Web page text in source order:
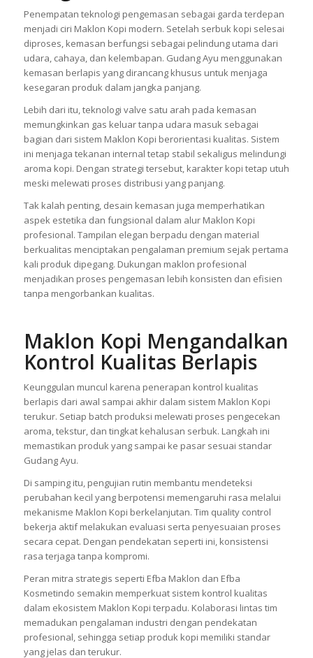
Penempatan teknologi pengemasan sebagai garda terdepan
menjadi ciri Maklon Kopi modern. Setelah serbuk kopi selesai
diproses, kemasan berfungsi sebagai pelindung utama dari
udara, cahaya, dan kelembapan. Gudang Ayu menggunakan
kemasan berlapis yang dirancang khusus untuk menjaga
kesegaran produk dalam jangka panjang.
Lebih dari itu, teknologi valve satu arah pada kemasan
memungkinkan gas keluar tanpa udara masuk sebagai
bagian dari sistem Maklon Kopi berorientasi kualitas. Sistem
ini menjaga tekanan internal tetap stabil sekaligus melindungi
aroma kopi. Dengan strategi tersebut, karakter kopi tetap utuh
meski melewati proses distribusi yang panjang.
Tak kalah penting, desain kemasan juga memperhatikan
aspek estetika dan fungsional dalam alur Maklon Kopi
profesional. Tampilan elegan berpadu dengan material
berkualitas menciptakan pengalaman premium sejak pertama
kali produk dipegang. Dukungan maklon profesional
menjadikan proses pengemasan lebih konsisten dan efisien
tanpa mengorbankan kualitas.
Maklon Kopi Mengandalkan
Kontrol Kualitas Berlapis
Keunggulan muncul karena penerapan kontrol kualitas
berlapis dari awal sampai akhir dalam sistem Maklon Kopi
terukur. Setiap batch produksi melewati proses pengecekan
aroma, tekstur, dan tingkat kehalusan serbuk. Langkah ini
memastikan produk yang sampai ke pasar sesuai standar
Gudang Ayu.
Di samping itu, pengujian rutin membantu mendeteksi
perubahan kecil yang berpotensi memengaruhi rasa melalui
mekanisme Maklon Kopi berkelanjutan. Tim quality control
bekerja aktif melakukan evaluasi serta penyesuaian proses
secara cepat. Dengan pendekatan seperti ini, konsistensi
rasa terjaga tanpa kompromi.
Peran mitra strategis seperti Efba Maklon dan Efba
Kosmetindo semakin memperkuat sistem kontrol kualitas
dalam ekosistem Maklon Kopi terpadu. Kolaborasi lintas tim
memadukan pengalaman industri dengan pendekatan
profesional, sehingga setiap produk kopi memiliki standar
yang jelas dan terukur.